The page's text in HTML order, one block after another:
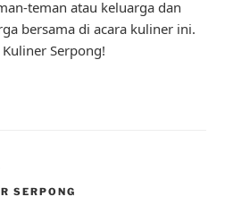
teman atau keluarga dan
bersama di acara kuliner ini.
Serpong!
SERPONG